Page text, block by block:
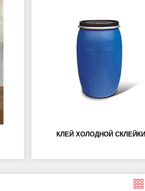
КЛЕЙ ХОЛОДНОЙ СКЛЕЙКИ